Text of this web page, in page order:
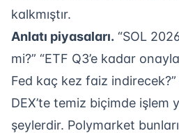
kalkmıştır.
Anlatı piyasaları. “SOL
mi?” “ETF Q3’e kadar
Fed kaç kez faiz
DEX’te temiz biçimde işlem
şeylerdir. Polymarket